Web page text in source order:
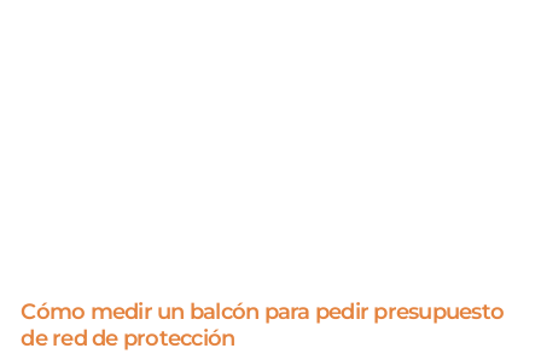
Cómo medir un balcón para pedir presupuesto
de red de protección